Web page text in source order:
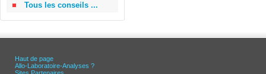
Tous les conseils ...
Haut de page
Allo-Laboratoire-Analyses ?